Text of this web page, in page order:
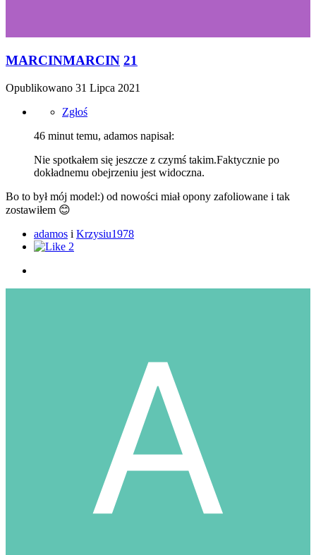
MARCINMARCIN 21
Opublikowano 31 Lipca 2021
Zgłoś
46 minut temu, adamos napisał:
Nie spotkałem się jeszcze z czymś takim.Faktycznie po
dokładnemu obejrzeniu jest widoczna.
Bo to był mój model:) od nowości miał opony zafoliowane i tak
zostawiłem 😊
adamos i Krzysiu1978
2